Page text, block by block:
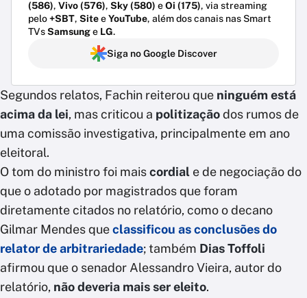
(586), Vivo (576), Sky (580) eOi (175), via streaming
pelo+SBT, SiteeYouTube, além dos canais nas Smart
TVsSamsunge LG.
Siga no Google Discover
Segundos relatos, Fachin reiterou que ninguém está
acima da lei, mas criticou a politizaçãodos rumos de
uma comissão investigativa, principalmente em ano
eleitoral.
O tom do ministro foi maiscordial e de negociação do
que o adotado por magistrados que foram
diretamente citados no relatório, como o decano
Gilmar Mendes queclassificou as conclusões do
relator de arbitrariedade; também Dias Toffoli
afirmou que o senador Alessandro Vieira, autor do
relatório, não deveria mais ser eleito.